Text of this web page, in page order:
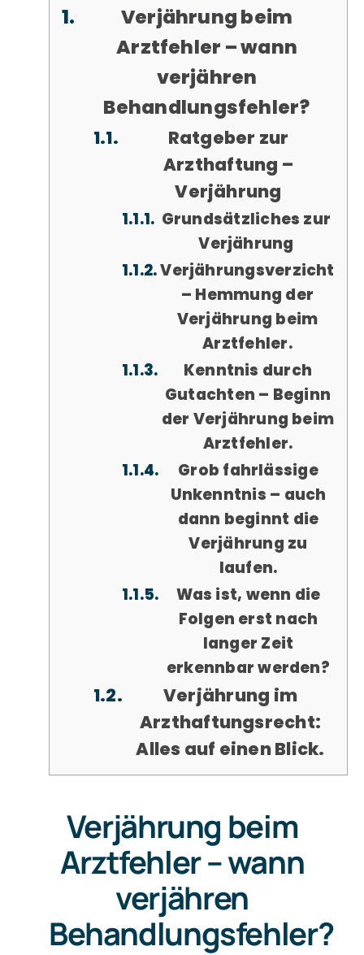
Verjährung beim
Arztfehler – wann
verjähren
Behandlungsfehler?
Ratgeber zur
Arzthaftung –
Verjährung
Grundsätzliches zur
Verjährung
Verjährungsverzicht
– Hemmung der
Verjährung beim
Arztfehler.
Kenntnis durch
Gutachten – Beginn
der Verjährung beim
Arztfehler.
Grob fahrlässige
Unkenntnis – auch
dann beginnt die
Verjährung zu
laufen.
Was ist, wenn die
Folgen erst nach
langer Zeit
erkennbar werden?
Verjährung im
Arzthaftungsrecht:
Alles auf einen Blick.
Verjährung beim
Arztfehler – wann
verjähren
Behandlungsfehler?